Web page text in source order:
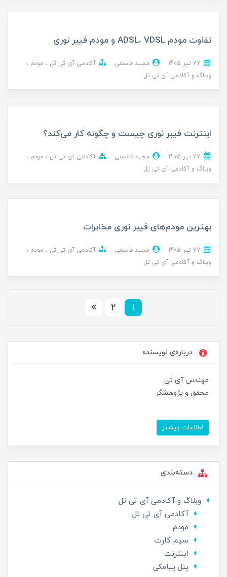
تفاوت مودم ADSL، VDSL و مودم فیبر نوری
مجید قاسمی آکادمی آی تی تل
مودم
وبلاگ و آکادمی آی تی تل
اینترنت فیبر نوری چیست و چگونه کار می‌کند؟
مجید قاسمی آکادمی آی تی تل
مودم
وبلاگ و آکادمی آی تی تل
بهترین مودم‌های فیبر نوری مخابرات
مجید قاسمی آکادمی آی تی تل
مودم
وبلاگ و آکادمی آی تی تل
1
2
درباره‌ی نویسنده
مهندس آی تی
محقق و پژوهشگر
اطلاعات بیشتر
دسته‌بندی
وبلاگ و آکادمی آی تی تل
آکادمی آی تی تل
مودم
سیم کارت
اینترنت
پنل پیامکی